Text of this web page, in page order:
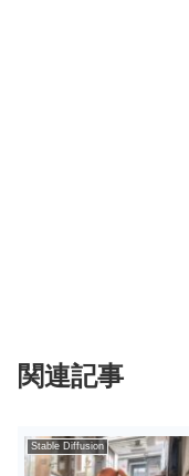
関連記事
Stable Diffusion